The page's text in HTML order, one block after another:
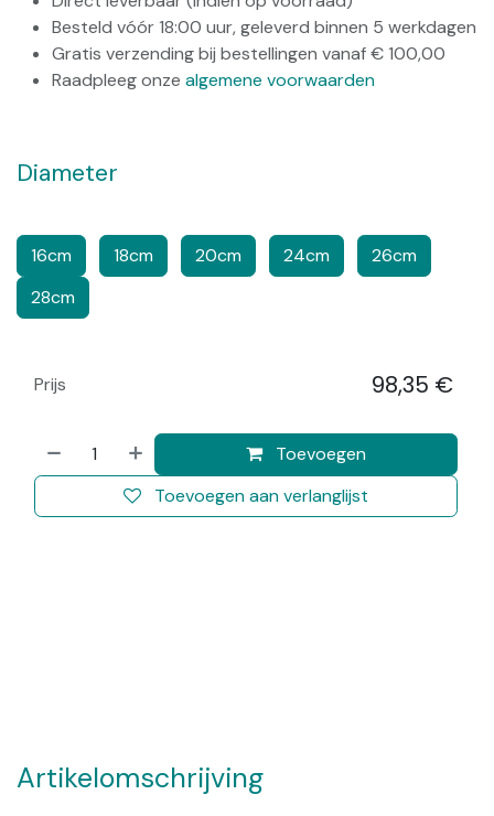
Besteld vóór 18:00 uur, geleverd binnen 5 werkdagen
Gratis verzending bij bestellingen vanaf € 100,00
Raadpleeg onze algemene voorwaarden
Diameter
16cm 18cm 20cm 24cm 26cm
28cm
Toevoegen
Toevoegen aan verlanglijst
Prijs 98,35 €
Artikelomschrijving